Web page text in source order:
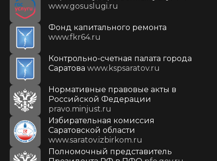
www.gosuslugi.ru
Фонд капитального ремонта
www.fkr64.ru
Контрольно-счетная палата города
Саратова www.kspsaratov.ru
Нормативные правовые акты в
Российской Федерации
pravo.minjust.ru
Избирательная комиссия
Саратовской области
www.saratov.izbirkom.ru
Полномочный представитель